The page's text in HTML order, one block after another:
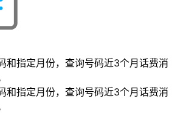
和指定月份，查询号码近3个月话费消
和指定月份，查询号码近3个月话费消